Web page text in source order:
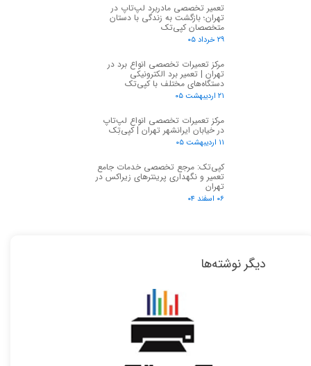
تعمیر تخصصی مادربرد لپ‌تاپ در
تهران؛ بازگشت به زندگی با دستان
متخصصان کپی‌تک
۲۹ خرداد ۰۵
مرکز تعمیرات تخصصی انواع برد در
تهران | تعمیر برد الکترونیکی
دستگاه‌های مختلف با کپی‌تک
۲۱ اردیبهشت ۰۵
مرکز تعمیرات تخصصی انواع لپ‌تاپ
در خیابان ایرانشهر تهران | کپی‌تِک
۱۱ اردیبهشت ۰۵
کپی‌تک: مرجع تخصصی خدمات جامع
تعمیر و نگهداری پرینترهای زیراکس در
تهران
۰۶ اسفند ۰۴
دیگر نوشته‌ها